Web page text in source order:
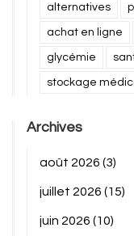
alternatives
achat en ligne
glycémie
stockage
Archives
août 2026 (3)
juillet 2026 (15)
juin 2026 (10)